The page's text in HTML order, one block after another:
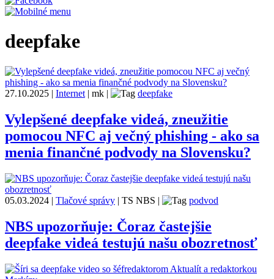
deepfake
27.10.2025 | Internet | mk | deepfake
Vylepšené deepfake videá, zneužitie
pomocou NFC aj večný phishing - ako sa
menia finančné podvody na Slovensku?
05.03.2024 | Tlačové správy | TS NBS | podvod
NBS upozorňuje: Čoraz častejšie
deepfake videá testujú našu obozretnosť